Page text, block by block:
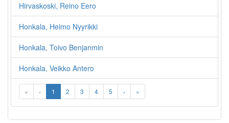
Hirvaskoski, Reino Eero
Honkala, Heimo Nyyrikki
Honkala, Toivo Benjanmin
Honkala, Veikko Antero
« ‹ 1 2 3 4 5 › »